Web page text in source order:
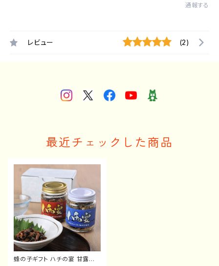
通報する
レビュー (2)
最近チェックした商品
蜂の子ギフト ハチの宴 甘露煮・